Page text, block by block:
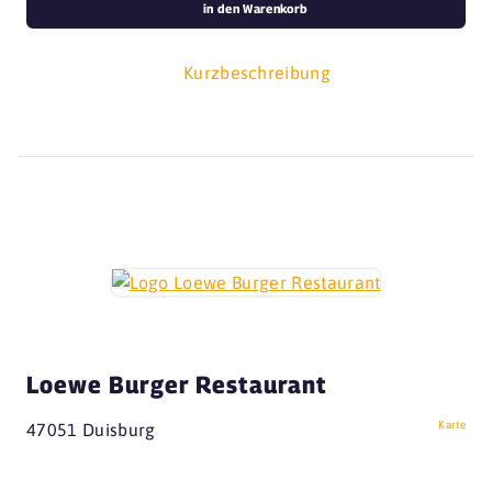
Kurzbeschreibung
in den Warenkorb
Loewe Burger Restaurant
47051 Duisburg Karte